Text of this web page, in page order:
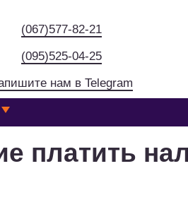
(067)577-82-21
(095)525-04-25
нам в Telegram
платить